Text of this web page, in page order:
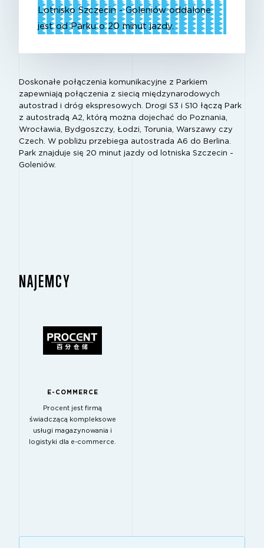
Lotnisko Szczecin - Goleniów oddalone
jest od Parku o 20 minut jazdy.
Doskonałe połączenia komunikacyjne z Parkiem
zapewniają połączenia z siecią międzynarodowych
autostrad i dróg ekspresowych. Drogi S3 i S10 łączą Park
z autostradą A2, którą można dojechać do Poznania,
Wrocławia, Bydgoszczy, Łodzi, Torunia, Warszawy czy
Czech. W pobliżu przebiega autostrada A6 do Berlina.
Park znajduje się 20 minut jazdy od lotniska Szczecin -
Goleniów.
NAJEMCY
E-COMMERCE
Procent jest firmą
świadczącą kompleksowe
usługi magazynowania i
logistyki dla e-commerce.